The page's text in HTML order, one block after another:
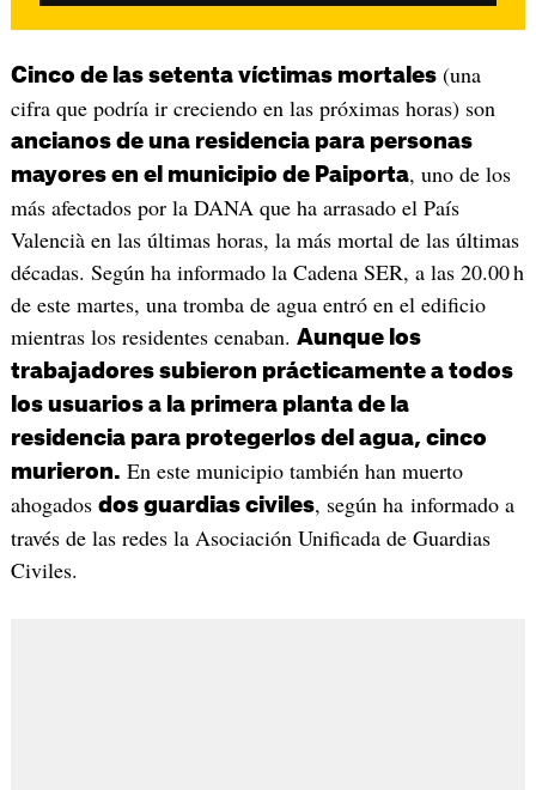
Cinco de las setenta víctimas mortales(una
cifra que podría ir creciendo en las próximas horas) son
ancianos de una residencia para personas
mayores en el municipio de Paiporta, uno de los
más afectados por la DANA que ha arrasado el País
Valencià en las últimas horas, la más mortal de las últimas
décadas. Según ha informado la Cadena SER, a las 20.00 h
de este martes, una tromba de agua entró en el edificio
mientras los residentes cenaban. Aunque los
trabajadores subieron prácticamente a todos
los usuarios a la primera planta de la
residencia para protegerlos del agua, cinco
murieron. En este municipio también han muerto
ahogados dos guardias civiles, según ha informado a
través de las redes la Asociación Unificada de Guardias
Civiles.